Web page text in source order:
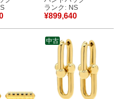
品 未使用
製 K
古】未使
新品 未使用 グレージ
ュ 2026年製 G
【箱】 【中古】未使
用保管品
ランク: NS
¥899,640
中古